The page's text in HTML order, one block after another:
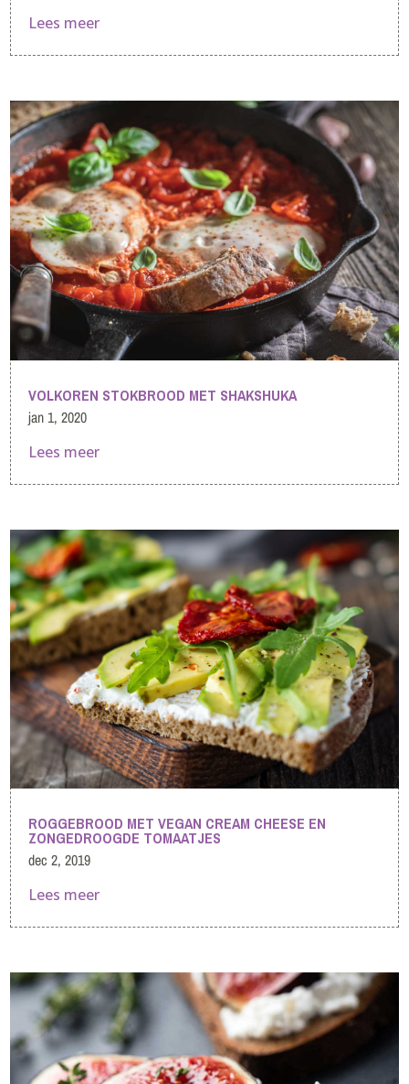
Lees meer
VOLKOREN STOKBROOD MET SHAKSHUKA
jan 1, 2020
Lees meer
ROGGEBROOD MET VEGAN CREAM CHEESE EN
ZONGEDROOGDE TOMAATJES
dec 2, 2019
Lees meer